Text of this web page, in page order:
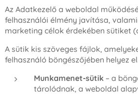
Az Adatkezelő a weboldal
felhasználói élmény javítása,
marketing célok érdekében sütiket
A sütik kis szöveges fájlok,
felhasználó böngészőjében helyez
Munkamenet-sütik – a
tárolódnak, a weboldal